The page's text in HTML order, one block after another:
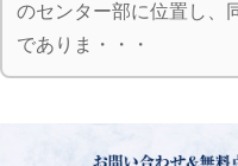
のセンター部に位置し、
でありま・・・